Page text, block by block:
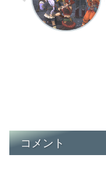
コメント